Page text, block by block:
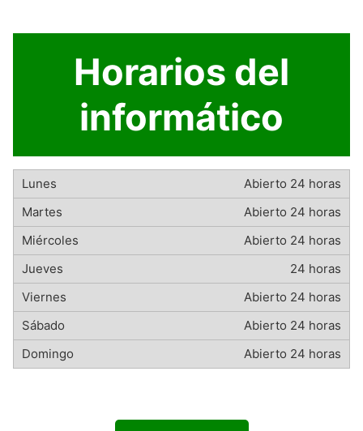
Horarios del
informático
Abierto 24 horas
Abierto 24 horas
Abierto 24 horas
24 horas
Abierto 24 horas
Abierto 24 horas
Abierto 24 horas